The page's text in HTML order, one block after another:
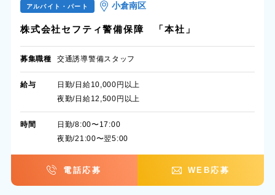
アルバイト・パート 小倉南区
株式会社セフティ警備保障 「本社」
募集職種 交通誘導警備スタッフ
給与
日勤/日給10,000円以上
夜勤/日給12,500円以上
時間
日勤/8:00〜17:00
夜勤/21:00〜翌5:00
電話応募 WEB応募